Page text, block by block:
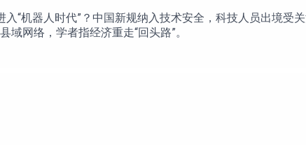
“机器人时代”？中国新规纳入技术安全，科技人员出境受
网络，学者指经济重走“回头路”。